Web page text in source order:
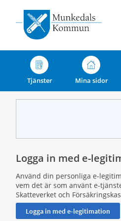
tjänster
Munkedals
kommun
Tjänster Mina sidor
Logga in med e-
Använd din personliga e-
vem det är som använt e-
Skatteverket och